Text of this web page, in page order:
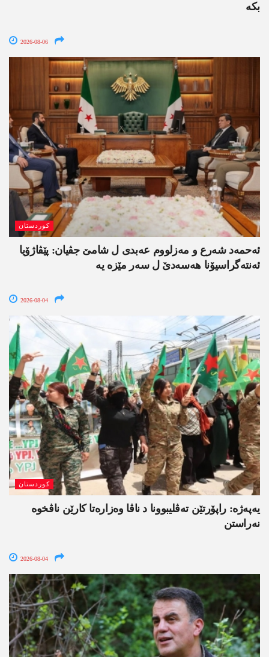
بکە
2026-08-06
کوردستان
ئەحمەد شەرع و مەزلووم عەبدی ل شامێ جڤیان: پێڤاژۆیا
ئەنتەگراسیۆنا ھەسەدێ ل سەر مێزە یە
2026-08-04
کوردستان
یەپەژە: راپۆرتێن تەڤلیبوونا د ناڤا وەزارەتا کارێن ناڤخوە
نەراستن
2026-08-04